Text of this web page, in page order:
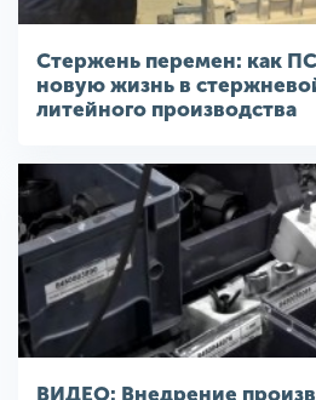
Стержень перемен: как
новую жизнь в
литейного производства
ВИДЕО: Внедрение